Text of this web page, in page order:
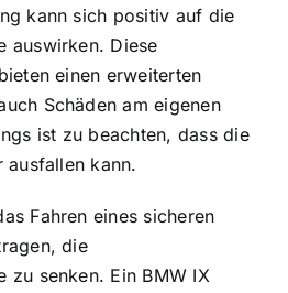
kann sich positiv auf die
auswirken. Diese
einen erweiterten
Schäden am eigenen
ist zu beachten, dass die
ausfallen kann.
Fahren eines sicheren
die
zu senken. Ein BMW IX